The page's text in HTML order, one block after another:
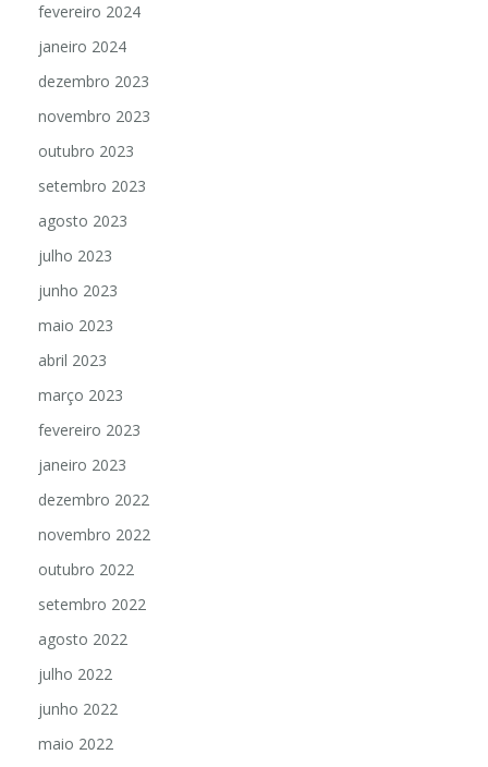
fevereiro 2024
janeiro 2024
dezembro 2023
novembro 2023
outubro 2023
setembro 2023
agosto 2023
julho 2023
junho 2023
maio 2023
abril 2023
março 2023
fevereiro 2023
janeiro 2023
dezembro 2022
novembro 2022
outubro 2022
setembro 2022
agosto 2022
julho 2022
junho 2022
maio 2022